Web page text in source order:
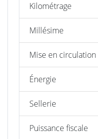
Kilométrage
Millésime
Mise en circulation
Énergie
Sellerie
Puissance fiscale